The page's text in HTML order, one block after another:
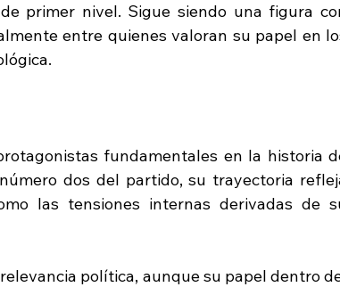
primer nivel. Sigue siendo una figura
entre quienes valoran su papel en
fundamentales en la historia
dos del partido, su trayectoria
las tensiones internas derivadas de
política, aunque su papel dentro